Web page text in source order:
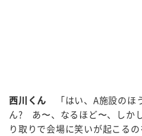
西川くん 「はい、A施設のほ
ん? あ〜、なるほど〜、しか
り取りで会場に笑いが起こる